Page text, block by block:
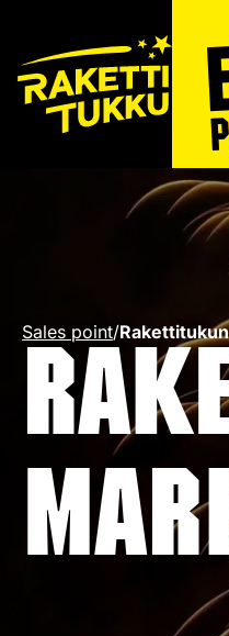
Sales point/